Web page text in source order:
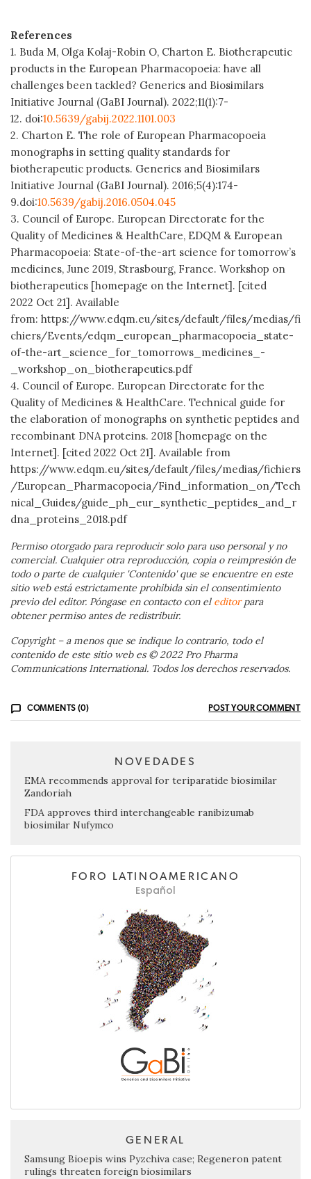
References
1. Buda M, Olga Kolaj-Robin O, Charton E. Biotherapeutic
products in the European Pharmacopoeia: have all
challenges been tackled? Generics and Biosimilars
Initiative Journal (GaBI Journal). 2022;11(1):7-
12. doi:10.5639/gabij.2022.1101.003
2. Charton E. The role of European Pharmacopoeia
monographs in setting quality standards for
biotherapeutic products. Generics and Biosimilars
Initiative Journal (GaBI Journal). 2016;5(4):174-
9.doi:10.5639/gabij.2016.0504.045
3. Council of Europe. European Directorate for the
Quality of Medicines & HealthCare, EDQM & European
Pharmacopoeia: State-of-the-art science for tomorrow’s
medicines, June 2019, Strasbourg, France. Workshop on
biotherapeutics [homepage on the Internet]. [cited
2022 Oct 21]. Available
from: https://www.edqm.eu/sites/default/files/medias/fi
chiers/Events/edqm_european_pharmacopoeia_state-
of-the-art_science_for_tomorrows_medicines_-
_workshop_on_biotherapeutics.pdf
4. Council of Europe. European Directorate for the
Quality of Medicines & HealthCare. Technical guide for
the elaboration of monographs on synthetic peptides and
recombinant DNA proteins. 2018 [homepage on the
Internet]. [cited 2022 Oct 21]. Available from
https://www.edqm.eu/sites/default/files/medias/fichiers
/European_Pharmacopoeia/Find_information_on/Tech
nical_Guides/guide_ph_eur_synthetic_peptides_and_r
dna_proteins_2018.pdf
Permiso otorgado para reproducir solo para uso personal y no
comercial. Cualquier otra reproducción, copia o reimpresión de
todo o parte de cualquier 'Contenido' que se encuentre en este
sitio web está estrictamente prohibida sin el consentimiento
previo del editor. Póngase en contacto con el editorpara
obtener permiso antes de redistribuir.
Copyright – a menos que se indique lo contrario, todo el
contenido de este sitio web es © 2022 Pro Pharma
Communications International. Todos los derechos reservados.
COMMENTS (0) POST YOUR COMMENT
NOVEDADES
EMA recommends approval for teriparatide biosimilar
Zandoriah
FDA approves third interchangeable ranibizumab
biosimilar Nufymco
FORO LATINOAMERICANO
Español
GENERAL
Samsung Bioepis wins Pyzchiva case; Regeneron patent
rulings threaten foreign biosimilars